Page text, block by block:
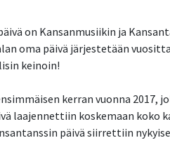
on Kansanmusiikin ja
oma päivä järjestetään
keinoin!
kerran vuonna
laajennettiin koskemaan
päivä siirrettiin